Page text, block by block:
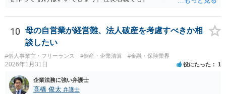
10
母の自営業が経営難、法人破産を考慮すべきか相
談したい
#個人事業主・フリーランス #倒産・企業清算 #金融・保険業界
2026年1月31日 役にたった 1
企業法務に強い弁護士
髙橋 俊太 弁護士